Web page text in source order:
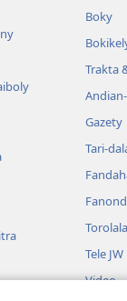
Boky
Trakta
Gazety
Tari-
Tele JW
Video